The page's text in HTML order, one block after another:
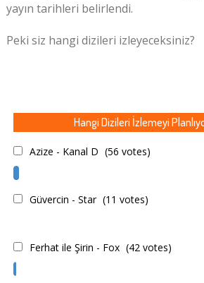
yayın tarihleri belirlendi.
Peki siz hangi dizileri izleyeceksiniz?
Hangi Dizileri İzlemeyi
Azize - Kanal D (56 votes)
Güvercin - Star (11 votes)
Ferhat ile Şirin - Fox (42 votes)